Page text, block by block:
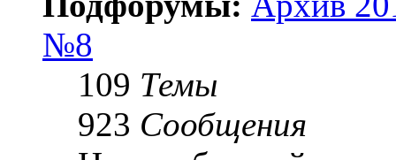
№8
109 Темы
923 Сообщения